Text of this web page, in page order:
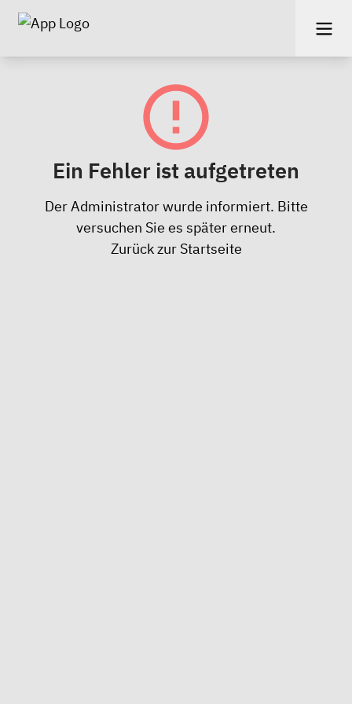
Ein Fehler ist aufgetreten
Der Administrator wurde informiert. Bitte
versuchen Sie es später erneut.
Zurück zur Startseite